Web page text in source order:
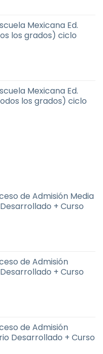
Mexicana Ed.
los grados) ciclo
Mexicana Ed.
los grados) ciclo
de Admisión Media
+ Curso
de Admisión
+ Curso
de Admisión
Desarrollado + Curso